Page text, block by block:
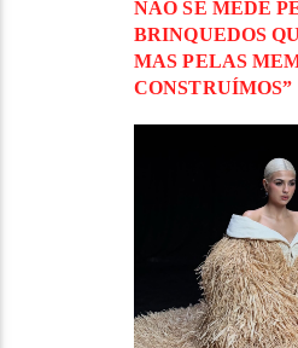
NÃO SE MEDE
BRINQUEDOS
MAS PELAS
CONSTRUÍMOS”